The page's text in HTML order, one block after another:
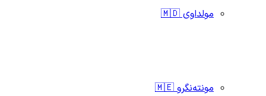
مولداوی 🇲🇩
مونته‌نگرو 🇲🇪